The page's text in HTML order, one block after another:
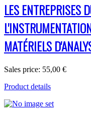
LES ENTREPRISES
MATÉRIELS
Sales price: 55,00 €
Product details